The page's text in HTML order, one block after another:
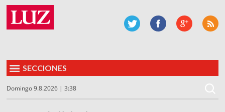
SECCIONES
Domingo 9.8.2026 | 3:38